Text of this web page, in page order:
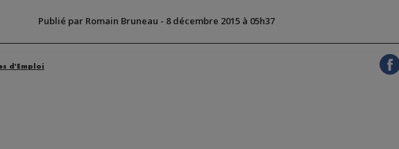
Publié par Romain Bruneau - 8 décembre 2015 à 05h37
d'Emploi